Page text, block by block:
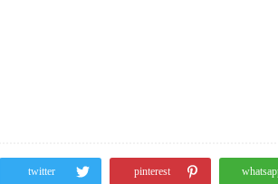
twitter pinterest